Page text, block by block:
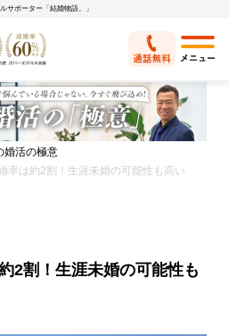
サポーター「結婚物語。」
婚活の極意
率は約2割！生涯未婚の可能性も高い
2割！生涯未婚の可能性も